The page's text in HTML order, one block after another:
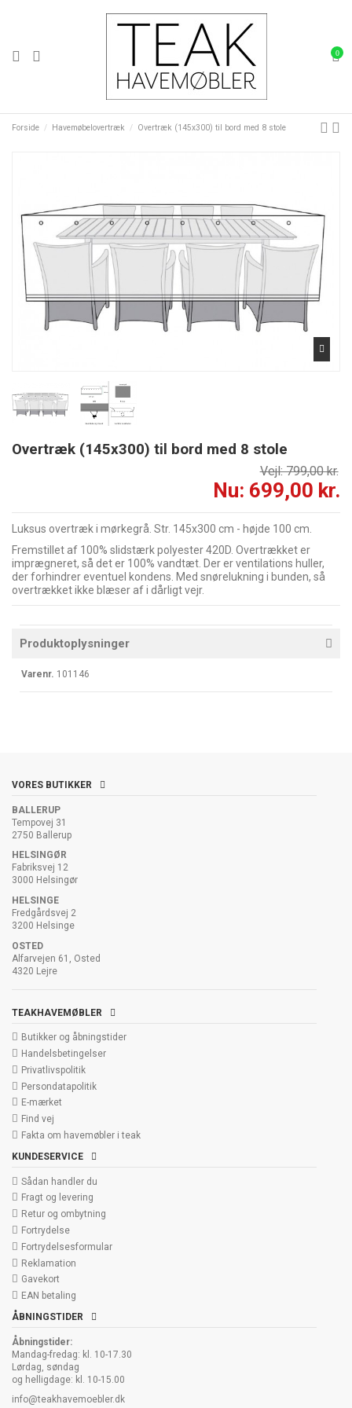
0
Forside Havemøbelovertræk Overtræk (145x300) til bord med 8 stole
Overtræk (145x300) til bord med 8 stole
Vejl: 799,00 kr.
Nu: 699,00 kr.
Luksus overtræk i mørkegrå. Str. 145x300 cm - højde 100 cm.
Fremstillet af 100% slidstærk polyester 420D. Overtrækket er
imprægneret, så det er 100% vandtæt. Der er ventilations huller,
der forhindrer eventuel kondens. Med snørelukning i bunden, så
overtrækket ikke blæser af i dårligt vejr.
Produktoplysninger
Varenr. 101146
VORES BUTIKKER
BALLERUP
Tempovej 31
2750 Ballerup
HELSINGØR
Fabriksvej 12
3000 Helsingør
HELSINGE
Fredgårdsvej 2
3200 Helsinge
OSTED
Alfarvejen 61, Osted
4320 Lejre
TEAKHAVEMØBLER
Butikker og åbningstider
Handelsbetingelser
Privatlivspolitik
Persondatapolitik
E-mærket
Find vej
Fakta om havemøbler i teak
KUNDESERVICE
Sådan handler du
Fragt og levering
Retur og ombytning
Fortrydelse
Fortrydelsesformular
Reklamation
Gavekort
EAN betaling
ÅBNINGSTIDER
Åbningstider:
Mandag-fredag: kl. 10-17.30
Lørdag, søndag
og helligdage: kl. 10-15.00
info@teakhavemoebler.dk